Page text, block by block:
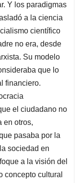
Y los paradigmas
a la ciencia
científico
no era, desde
Su modelo
que lo
financiero.
el ciudadano no
en otros,
pasaba por la
sociedad en
a la visión del
concepto cultural